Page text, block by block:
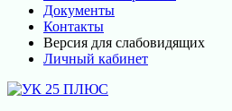
Документы
Контакты
Версия для слабовидящих
Личный кабинет